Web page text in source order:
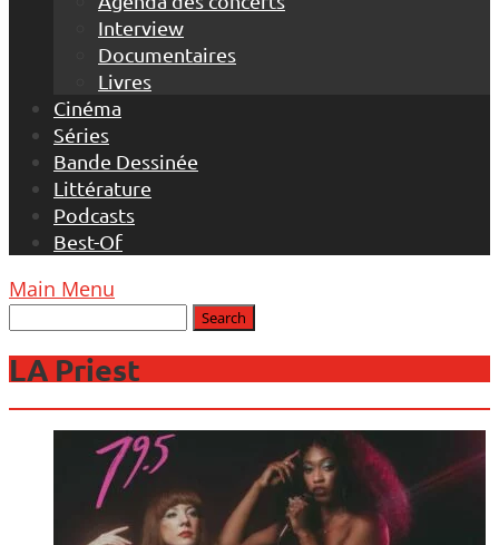
Interview
Documentaires
Livres
Cinéma
Séries
Bande Dessinée
Littérature
Podcasts
Best-Of
Main Menu
LA Priest